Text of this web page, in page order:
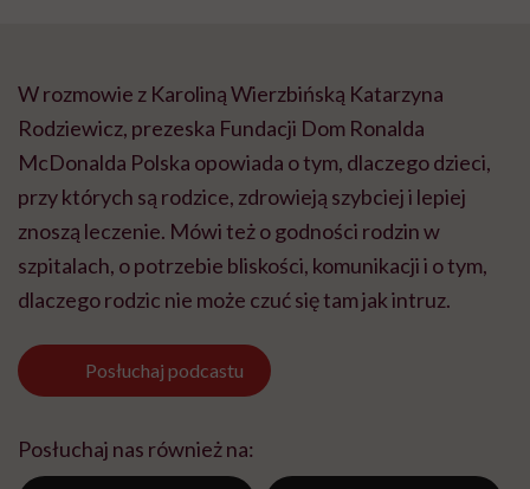
W rozmowie z Karoliną Wierzbińską Katarzyna
Rodziewicz, prezeska Fundacji Dom Ronalda
McDonalda Polska opowiada o tym, dlaczego dzieci,
przy których są rodzice, zdrowieją szybciej i lepiej
znoszą leczenie. Mówi też o godności rodzin w
szpitalach, o potrzebie bliskości, komunikacji i o tym,
dlaczego rodzic nie może czuć się tam jak intruz.
Posłuchaj podcastu
Posłuchaj nas również na: